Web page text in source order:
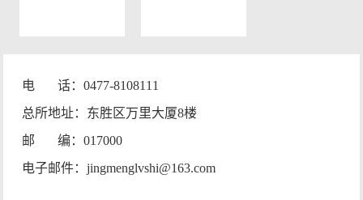
电 话：0477-8108111
总所地址：东胜区万里大厦8楼
邮 编：017000
电子邮件：jingmenglvshi@163.com